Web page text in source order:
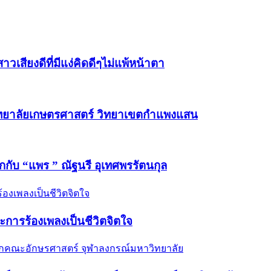
วเสียงดีที่มีแง่คิดดีๆไม่แพ้หน้าตา
าลัยเกษตรศาสตร์ วิทยาเขตกำแพงแสน
กับ “แพร ” ณัฐนรี อุเทศพรรัตนกุล
ารร้องเพลงเป็นชีวิตจิตใจ